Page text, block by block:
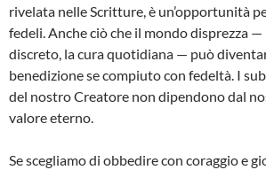
rivelata nelle Scritture, è un’opportunità
fedeli. Anche ciò che il mondo disprezza
discreto, la cura quotidiana — può
benedizione se compiuto con fedeltà. I
del nostro Creatore non dipendono dal
valore eterno.
Se scegliamo di obbedire con coraggio e